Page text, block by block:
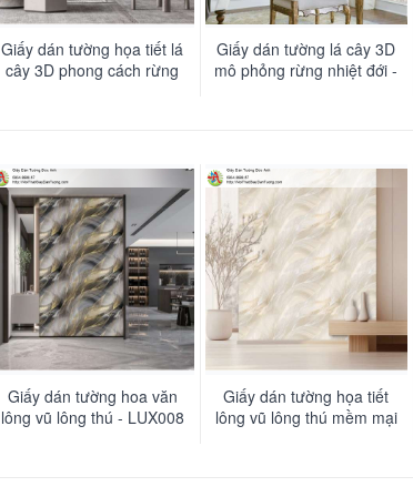
Giấy dán tường họa tiết lá
cây 3D phong cách rừng
Giấy dán tường lá cây 3D
mô phỏng rừng nhiệt đới -
Giấy dán tường hoa văn
lông vũ lông thú - LUX008
Giấy dán tường họa tiết
lông vũ lông thú mềm mại